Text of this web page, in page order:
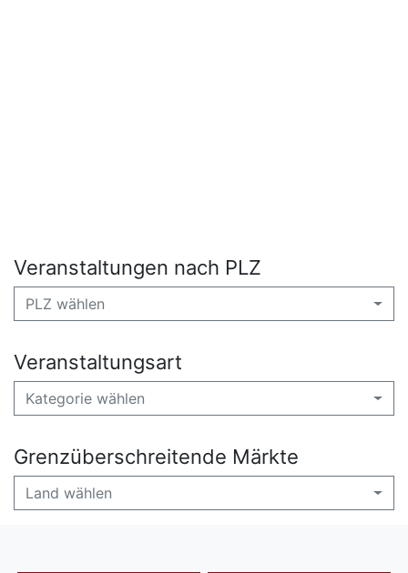
Veranstaltungen nach PLZ
PLZ wählen
Veranstaltungsart
Kategorie wählen
Grenzüberschreitende Märkte
Land wählen